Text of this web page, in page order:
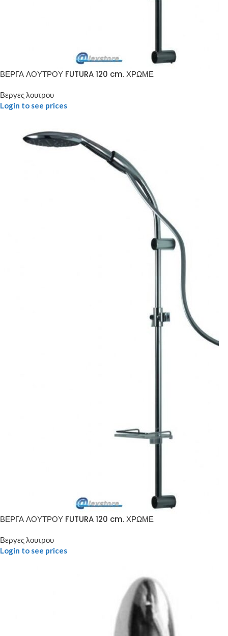
ΒΕΡΓΑ ΛΟΥΤΡΟΥ FUTURA 120 cm. ΧΡΩΜΕ
Βεργες λουτρου
Login to see prices
ΒΕΡΓΑ ΛΟΥΤΡΟΥ FUTURA 120 cm. ΧΡΩΜΕ
Βεργες λουτρου
Login to see prices